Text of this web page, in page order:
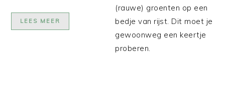
LEES MEER
(rauwe) groenten op een
bedje van rijst. Dit moet je
gewoonweg een keertje
proberen.